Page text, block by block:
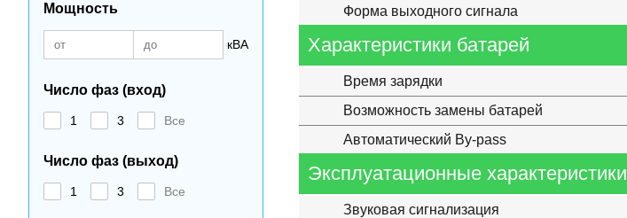
Мощность
кВА
Число фаз (вход)
1 3 Все
Число фаз (выход)
1 3 Все
Форма выходного сигнала
Характеристики батарей
Время зарядки
Возможность замены батарей
Автоматический By-pass
Эксплуатационные характеристики
Звуковая сигнализация